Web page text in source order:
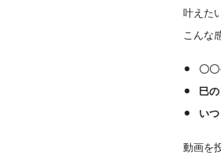
叶えた
こんな
〇
巳
い
動画を